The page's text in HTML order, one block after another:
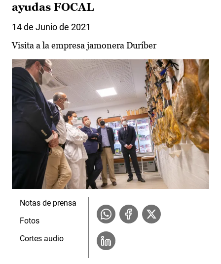
ayudas FOCAL
14 de Junio de 2021
Visita a la empresa jamonera Duríber
Notas de prensa
Fotos
Cortes audio